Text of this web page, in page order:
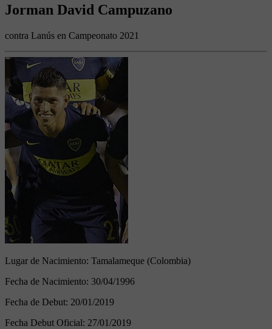
Jorman David Campuzano
contra Lanús en Campeonato 2021
Lugar de Nacimiento: Tamalameque (Colombia)
Fecha de Nacimiento: 30/04/1996
Fecha de Debut: 20/01/2019
Fecha Debut Oficial: 27/01/2019